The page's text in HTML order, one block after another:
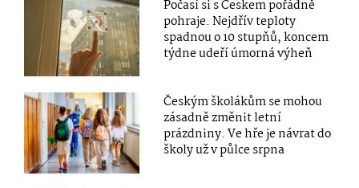
Počasí si s Českem pořádně
pohraje. Nejdřív teploty
spadnou o 10 stupňů, koncem
týdne udeří úmorná výheň
Českým školákům se mohou
zásadně změnit letní
prázdniny. Ve hře je návrat do
školy už v půlce srpna